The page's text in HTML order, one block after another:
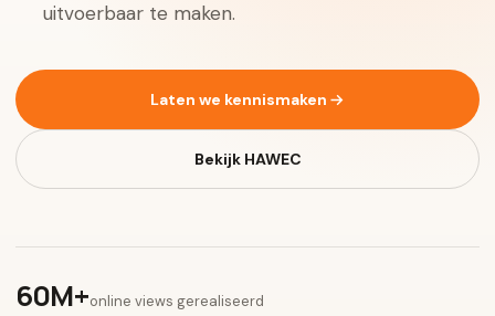
uitvoerbaar te maken.
Laten we kennismaken
Bekijk HAWEC
60M+online views gerealiseerd